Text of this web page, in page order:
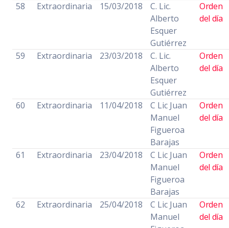
58 Extraordinaria 15/03/2018
C. Lic.
Alberto
Esquer
Gutiérrez
Orden
del día
59 Extraordinaria 23/03/2018
C. Lic.
Alberto
Esquer
Gutiérrez
Orden
del día
60 Extraordinaria 11/04/2018
C Lic Juan
Manuel
Figueroa
Barajas
Orden
del día
61 Extraordinaria 23/04/2018
C Lic Juan
Manuel
Figueroa
Barajas
Orden
del día
62 Extraordinaria 25/04/2018
C Lic Juan
Manuel
Orden
del día